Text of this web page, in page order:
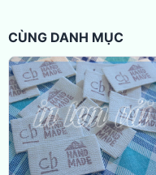
CÙNG DANH MỤC